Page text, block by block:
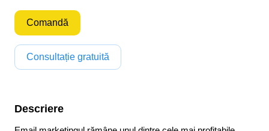
Comandă
Consultație gratuită
Descriere